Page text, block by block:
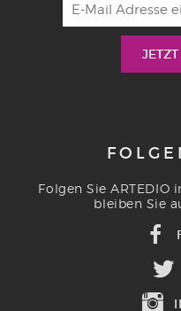
Folgen Sie ARTEDIO
bleiben Sie